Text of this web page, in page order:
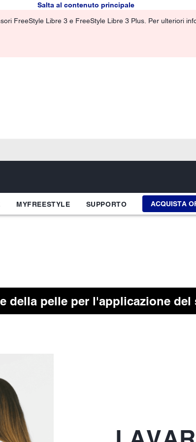
Salta al contenuto principale
FreeStyle Libre 3 e FreeStyle Libre 3 Plus. Per ulteriori
MYFREESTYLE SUPPORTO ACQUISTA
della pelle per l'applicazione del